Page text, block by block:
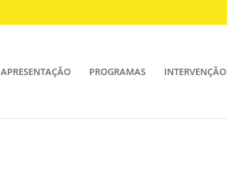
APRESENTAÇÃO PROGRAMAS INTERVENÇÃO